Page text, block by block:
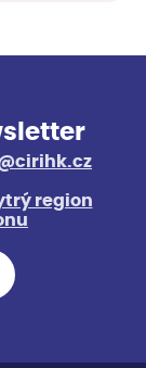
region